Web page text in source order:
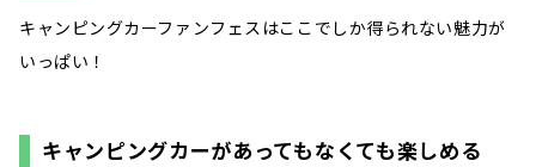
キャンピングカーファンフェスはここでしか得られない魅力が
いっぱい！
キャンピングカーがあってもなくても楽しめる